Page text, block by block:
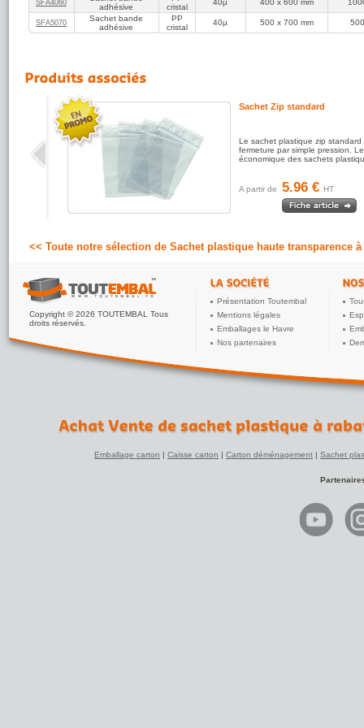
SFA4060
adhésive
cristal
40µ 400 x 600 mm
SFA5070
Sachet bande
adhésive
PP
cristal
40µ 500 x 700 mm 500
Sachet Zip standard
Le sachet plastique zip standard
fermeture par simple pression.
économique des sachets
A partir de 5.96 € HT
<< Toute notre sélection de Sachet plastique haute transparence
Copyright © 2026 TOUTEMBAL Tous
droits réservés.
Présentation Toutembal
Mentions légales
Emballages le Havre
Nos partenaires
Emballage carton | Caisse carton | Carton déménagement | Sachet